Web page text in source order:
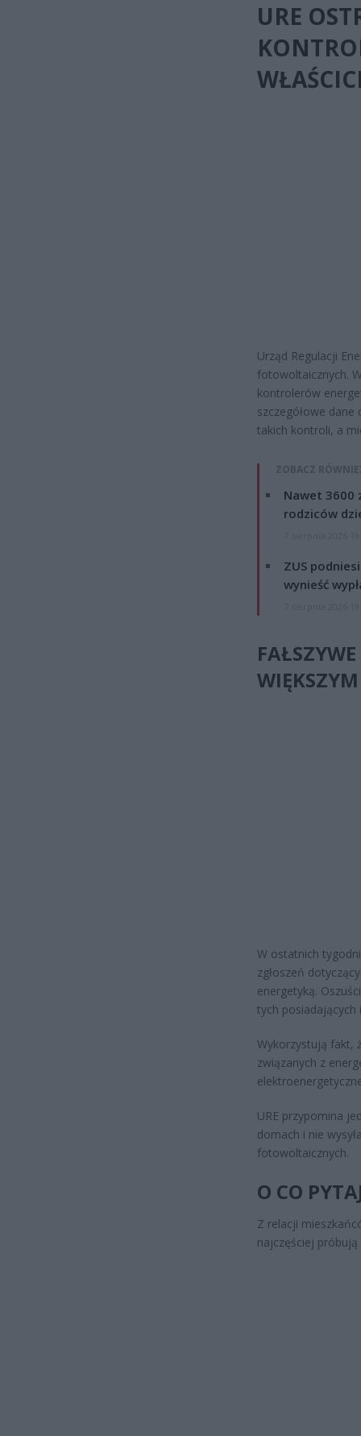
URE
Urząd Regulacji
fotowoltaicznych.
kontrolerów
szczegółowe
takich kontroli, a
ZOBACZ
Nawet 3600
rodziców
ZUS
wynieść
W ostatnich
zgłoszeń
energetyką.
tych
Wykorzystują fakt,
związanych z
URE przypomina
domach i nie
fotowoltaicznych.
O CO
Z relacji
najczęściej